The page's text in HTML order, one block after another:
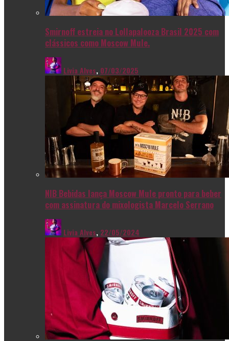
Smirnoff estreia no Lollapalooza Brasil 2025 com
clássicos como Moscow Mule.
Livia Alves, 07/03/2025
NIB Bebidas lança Moscow Mule pronto para beber
com assinatura do mixologista Marcelo Serrano
Livia Alves, 22/05/2024